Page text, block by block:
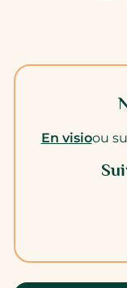
En visioou